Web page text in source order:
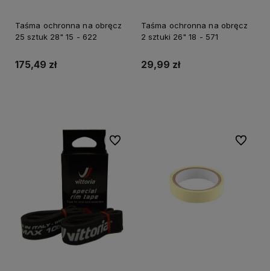
Taśma ochronna na obręcz
25 sztuk 28" 15 - 622
175,49 zł
Taśma ochronna na obręcz
2 sztuki 26" 18 - 571
29,99 zł
Do ulubionych Do